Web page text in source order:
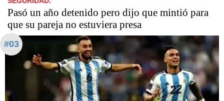
Pasó un año detenido pero dijo que mintió para
que su pareja no estuviera presa
#03